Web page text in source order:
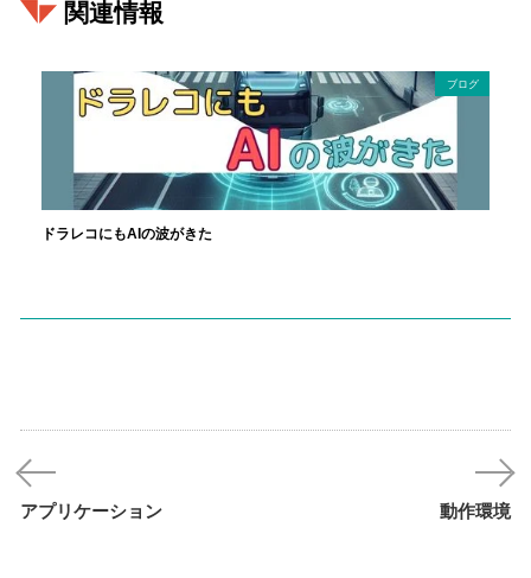
関連情報
ブログ
ドラレコにもAIの波がきた
アプリケーション 動作環境